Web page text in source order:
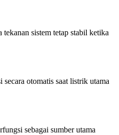
sistem tetap stabil ketika
secara otomatis saat listrik utama
sebagai sumber utama